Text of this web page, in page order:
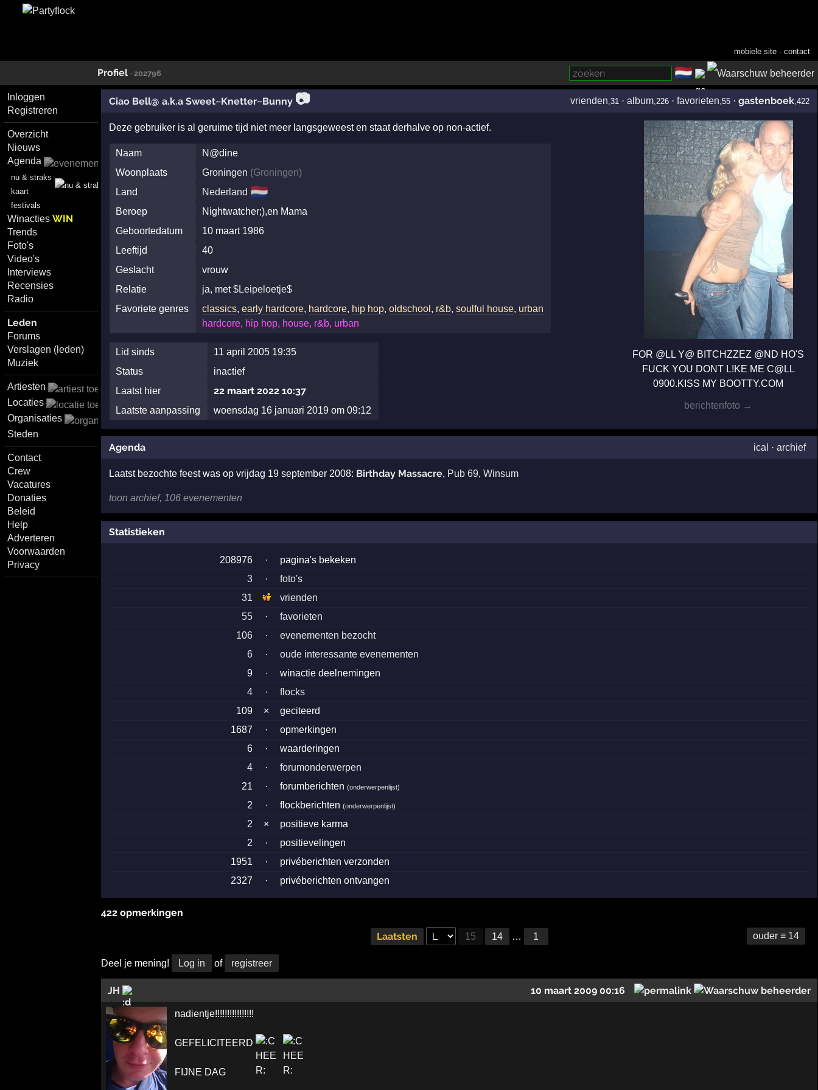
mobiele site ·contact
Profiel · 202796 🇳🇱
Inloggen
Registreren
Overzicht
Nieuws
Agenda
nu & straks
kaart
festivals
WinactiesWIN
Trends
Foto's
Video's
Interviews
Recensies
Radio
Leden
Forums
Verslagen (leden)
Muziek
Artiesten
Locaties
Organisaties
Steden
Contact
Crew
Vacatures
Donaties
Beleid
Help
Adverteren
Voorwaarden
Privacy
Ciao Bell@ a.k.a Sweet~Knetter~Bunny 📷 vrienden ,31 ·album ,226 ·favorieten ,55 ·gastenboek ,422
FOR @LL Y@ BITCHZZEZ @ND HO'S
FUCK YOU DONT L!KE ME C@LL
0900.KISS MY BOOTTY.COM
berichtenfoto →
Deze gebruiker is al geruime tijd niet meer langsgeweest en staat derhalve op non-actief.
Naam
N@dine
Woonplaats
Groningen (Groningen)
Land
Nederland 🇳🇱
Beroep
Nightwatcher;),en Mama
Geboortedatum
10 maart 1986
Leeftijd
40
Geslacht
vrouw
Relatie
ja, met$Leipeloetje$
Favoriete genres
classics,early hardcore, hardcore, hip hop,oldschool , r&b,soulful house, urban
hardcore, hip hop, house, r&b, urban
Lid sinds
11 april 2005 19:35
Status
inactief
Laatst hier
22 maart 2022 10:37
Laatste aanpassing woensdag 16 januari 2019 om 09:12
Agenda ical · archief
Laatst bezochte feest was op vrijdag 19 september 2008: Birthday Massacre, Pub 69, Winsum
toon archief, 106 evenementen
Statistieken
208976 ·
pagina's bekeken
3
·
foto's
31
vrienden
55
·
favorieten
106
·
evenementen bezocht
6
·
oude interessante evenementen
9
·
winactie deelnemingen
4
·
flocks
109
×
geciteerd
1687
·
opmerkingen
6
·
waarderingen
4
·
forumonderwerpen
21
· forumberichten(onderwerpenlijst)
2 · flockberichten(onderwerpenlijst)
2 ×
positieve karma
2
·
positievelingen
1951
·
privéberichten verzonden
2327
· privéberichten ontvangen
422 opmerkingen
Laatsten 15 14 … 1 ouder ≡ 14
Deel je mening! Log in of registreer
JH 10 maart 2009 00:16
nadientje!!!!!!!!!!!!!!!!
GEFELICITEERD
FIJNE DAG